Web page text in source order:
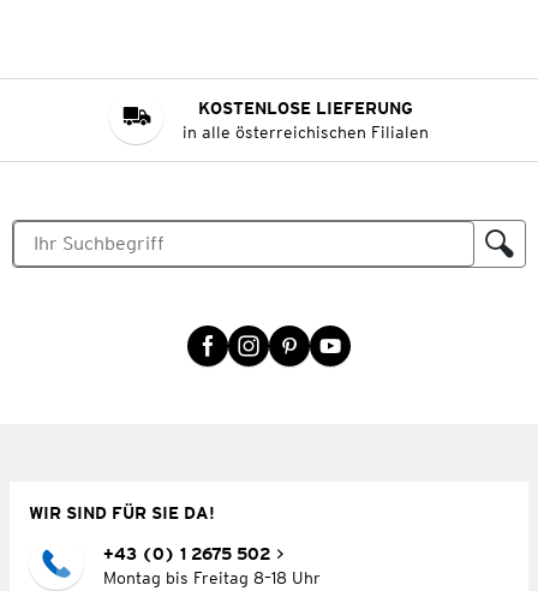
KOSTENLOSE LIEFERUNG
in alle österreichischen Filialen
WIR SIND FÜR SIE DA!
+43 (0) 1 2675 502
Montag bis Freitag 8–18 Uhr